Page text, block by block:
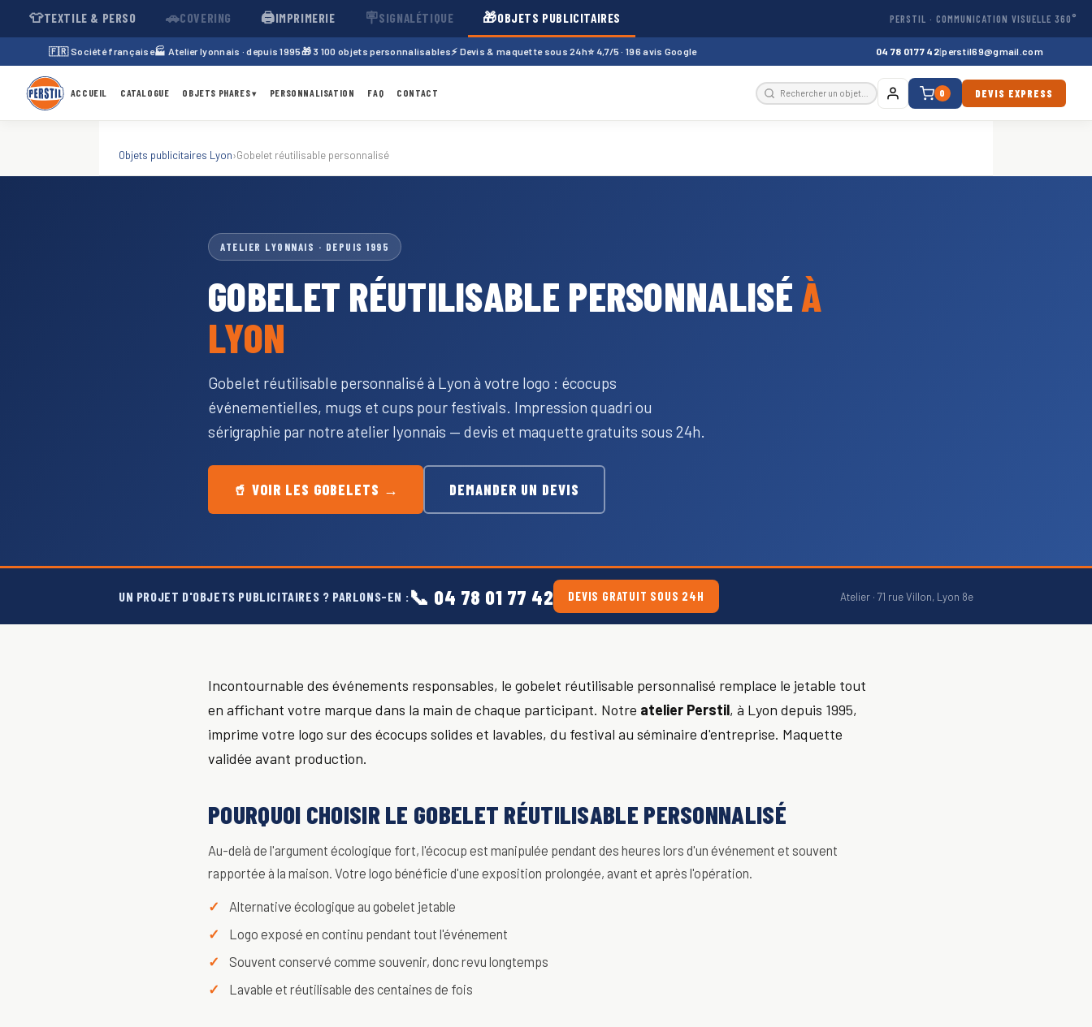
👕TEXTILE & PERSO 🚗COVERING 🖨️IMPRIMERIE 🪧SIGNALÉTIQUE 🎁OBJETS PUBLICITAIRES PERSTIL · COMMUNICATION VISUELLE 360°
🇫🇷 Société française🏭 Atelier lyonnais · depuis 1995🎁 3 100 objets personnalisables⚡ Devis & maquette sous 24h⭐ 4,7/5 · 196 avis Google 04 78 01 77 42|perstil69@gmail.com
ACCUEIL CATALOGUE OBJETS PHARES▾ PERSONNALISATION FAQ CONTACT 0 DEVIS EXPRESS
Objets publicitaires Lyon›Gobelet réutilisable personnalisé
ATELIER LYONNAIS · DEPUIS 1995
GOBELET RÉUTILISABLE PERSONNALISÉ À
LYON
Gobelet réutilisable personnalisé à Lyon à votre logo : écocups
événementielles, mugs et cups pour festivals. Impression quadri ou
sérigraphie par notre atelier lyonnais — devis et maquette gratuits sous 24h.
🥤 VOIR LES GOBELETS → DEMANDER UN DEVIS
UN PROJET D'OBJETS PUBLICITAIRES ? PARLONS-EN : 📞 04 78 01 77 42 DEVIS GRATUIT SOUS 24H Atelier · 71 rue Villon, Lyon 8e
Incontournable des événements responsables, le gobelet réutilisable personnalisé remplace le jetable tout
en affichant votre marque dans la main de chaque participant. Notre atelier Perstil, à Lyon depuis 1995,
imprime votre logo sur des écocups solides et lavables, du festival au séminaire d'entreprise. Maquette
validée avant production.
POURQUOI CHOISIR LE GOBELET RÉUTILISABLE PERSONNALISÉ
Au-delà de l'argument écologique fort, l'écocup est manipulée pendant des heures lors d'un événement et souvent
rapportée à la maison. Votre logo bénéficie d'une exposition prolongée, avant et après l'opération.
Alternative écologique au gobelet jetable
Logo exposé en continu pendant tout l'événement
Souvent conservé comme souvenir, donc revu longtemps
Lavable et réutilisable des centaines de fois